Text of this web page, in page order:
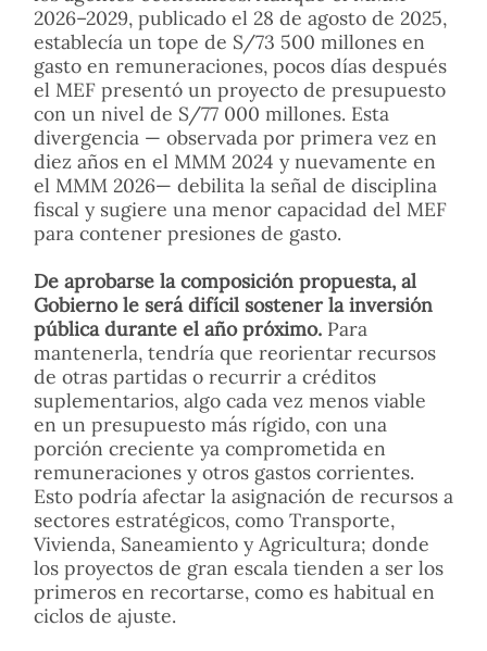
2026–2029, publicado el 28 de agosto de 2025,
establecía un tope de S/73 500 millones en
gasto en remuneraciones, pocos días después
el MEF presentó un proyecto de presupuesto
con un nivel de S/77 000 millones. Esta
divergencia — observada por primera vez en
diez años en el MMM 2024 y nuevamente en
el MMM 2026— debilita la señal de disciplina
fiscal y sugiere una menor capacidad del MEF
para contener presiones de gasto.
De aprobarse la composición propuesta, al
Gobierno le será difícil sostener la inversión
pública durante el año próximo. Para
mantenerla, tendría que reorientar recursos
de otras partidas o recurrir a créditos
suplementarios, algo cada vez menos viable
en un presupuesto más rígido, con una
porción creciente ya comprometida en
remuneraciones y otros gastos corrientes.
Esto podría afectar la asignación de recursos a
sectores estratégicos, como Transporte,
Vivienda, Saneamiento y Agricultura; donde
los proyectos de gran escala tienden a ser los
primeros en recortarse, como es habitual en
ciclos de ajuste.